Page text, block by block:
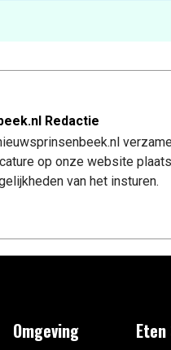
Redactie
op onze website
van het insturen.
Omgeving